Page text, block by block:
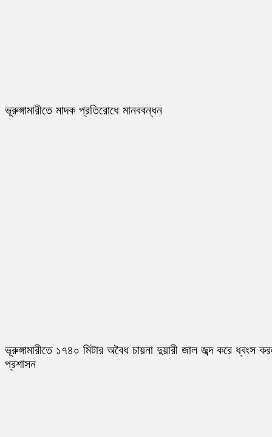
ভূরুঙ্গামারীতে মাদক প্রতিরোধে মানববন্ধন
ভূরুঙ্গামারীতে ১৭৪০ মিটার অবৈধ চায়না দুয়ারী জাল জব্দ করে ধ্বংস
প্রশাসন